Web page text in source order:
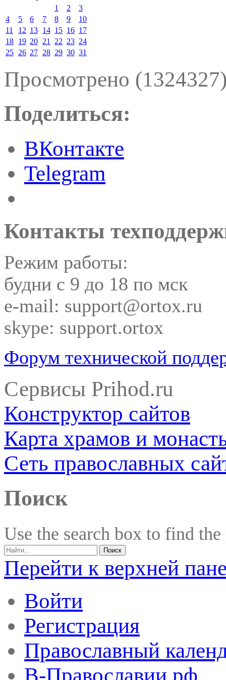
1
2
3
4
5 6 7 8 9
10
11
12 13 14 15 16 17
18 19 20 21 22 23 24
25 26 27 28 29 30 31
Просмотрено
Поделиться:
ВКонтакте
Telegram
Контакты
Режим работы:
будни с 9 до 18 по мск
e-mail: support@ortox.ru
skype: support.ortox
Форум технической
Сервисы Prihod.ru
Конструктор сайтов
Карта храмов и
Сеть православных
Поиск
Use the search box to find
Перейти к верхней
Войти
Регистрация
Православный